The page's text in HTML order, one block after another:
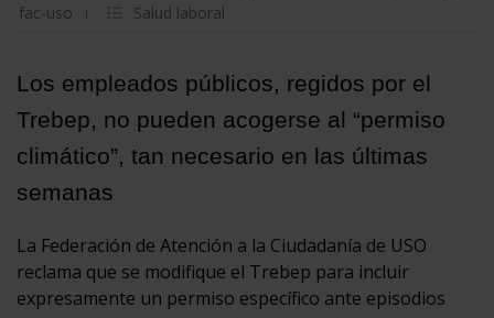
fac-uso
Salud laboral
Los empleados públicos, regidos por el
Trebep, no pueden acogerse al “permiso
climático”, tan necesario en las últimas
semanas
La Federación de Atención a la Ciudadanía de USO
reclama que se modifique el Trebep para incluir
expresamente un permiso específico ante episodios